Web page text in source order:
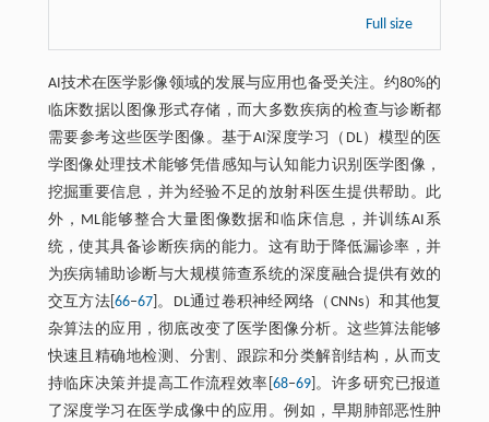
Full size
AI技术在医学影像领域的发展与应用也备受关注。约80%的
临床数据以图像形式存储，而大多数疾病的检查与诊断都
需要参考这些医学图像。基于AI深度学习（DL）模型的医
学图像处理技术能够凭借感知与认知能力识别医学图像，
挖掘重要信息，并为经验不足的放射科医生提供帮助。此
外，ML能够整合大量图像数据和临床信息，并训练AI系
统，使其具备诊断疾病的能力。这有助于降低漏诊率，并
为疾病辅助诊断与大规模筛查系统的深度融合提供有效的
交互方法[ 66‒67]。DL通过卷积神经网络（CNNs）和其他复
杂算法的应用，彻底改变了医学图像分析。这些算法能够
快速且精确地检测、分割、跟踪和分类解剖结构，从而支
持临床决策并提高工作流程效率[ 68‒69]。许多研究已报道
了深度学习在医学成像中的应用。例如，早期肺部恶性肿